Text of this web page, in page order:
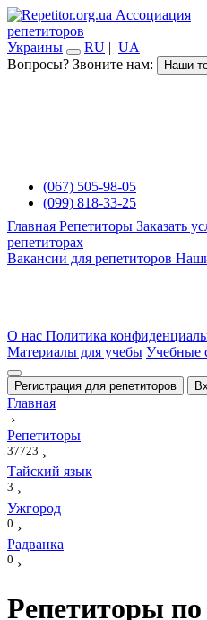
Ассоциация
репетиторов
Украины
RU | UA
Вопросы? Звоните нам:
Наши
(067) 505-98-05
(099) 818-33-25
Главная Репетиторы Заказать
репетиторах
Вакансии для репетиторов
О нас Политика
Материалы для учебы Учебные
Регистрация для репетиторов
Главная
›
Репетиторы
37723 ›
Тайский язык
3 ›
Ужгород
0 ›
Радванка
0 ›
Репетиторы